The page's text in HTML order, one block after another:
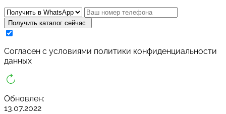
Получить каталог сейчас
Cогласен с условиями политики конфиденциальности
данных
Обновлен:
13.07.2022